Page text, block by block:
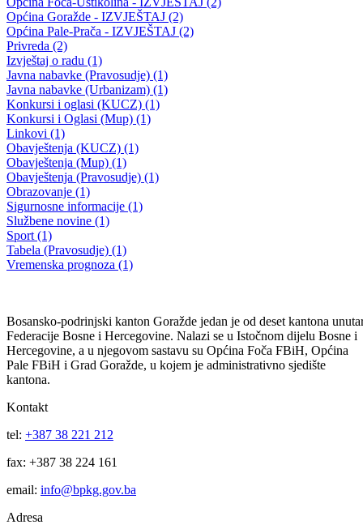
2024. godinu